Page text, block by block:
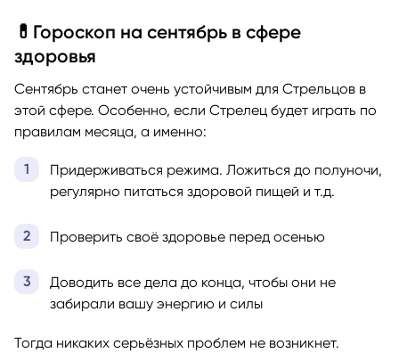
💊Гороскоп на сентябрь в сфере
здоровья
Сентябрь станет очень устойчивым для Стрельцов в
этой сфере. Особенно, если Стрелец будет играть по
правилам месяца, а именно:
Придерживаться режима. Ложиться до полуночи,
регулярно питаться здоровой пищей и т.д.
Проверить своё здоровье перед осенью
Доводить все дела до конца, чтобы они не
забирали вашу энергию и силы
Тогда никаких серьёзных проблем не возникнет.